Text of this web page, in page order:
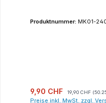
Produktnummer: MK01-
Verkaufspreis:
9,90 CHF 19,90 CHF
Preise inkl. MwSt. zzgl.